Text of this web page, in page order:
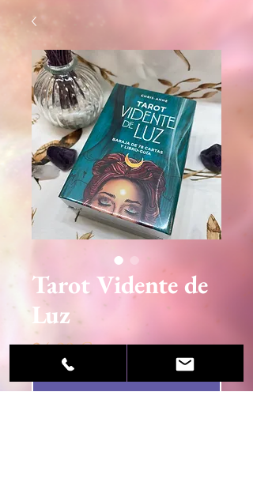
Tarot Vidente de
Luz
24,90 €Precio